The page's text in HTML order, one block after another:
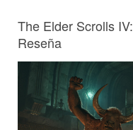
The Elder Scrolls
Reseña